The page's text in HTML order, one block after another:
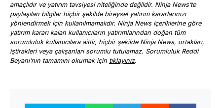
amaçlıdır ve yatırım tavsiyesi niteliğinde değildir. Ninja News’te
paylaşılan bilgiler hiçbir şekilde bireysel yatırım kararlarınızı
yönlendirmek için kullanılmamalıdır. Ninja News içeriklerine göre
yatırım kararı kalan kullanıcıların yatırımlarından doğan tüm
sorumluluk kullanıcılara aittir, hiçbir şekilde Ninja News, ortakları,
iştirakleri veya çalışanları sorumlu tutulamaz. Sorumluluk Reddi
Beyanı’nın tamamını okumak için tıklayınız.